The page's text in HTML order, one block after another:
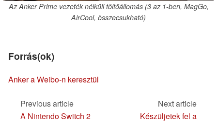
Az Anker Prime vezeték nélküli töltőállomás (3 az 1-ben, MagGo,
AirCool, összecsukható)
Forrás(ok)
Anker a Weibo-n keresztül
Previous article
A Nintendo Switch 2
Next article
Készüljetek fel a